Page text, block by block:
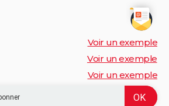
Voir un exemple
Voir un exemple
Voir un exemple